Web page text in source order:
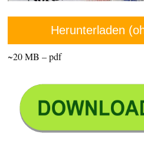
Herunterladen
~20 MB – pdf